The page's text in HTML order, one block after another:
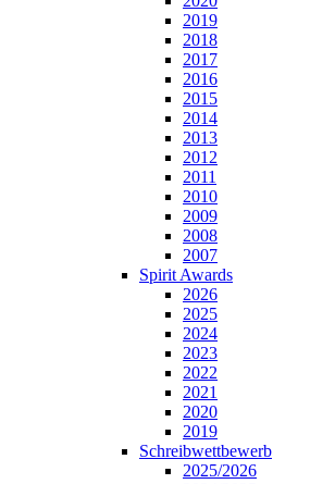
2019
2018
2017
2016
2015
2014
2013
2012
2011
2010
2009
2008
2007
Spirit Awards
2026
2025
2024
2023
2022
2021
2020
2019
Schreibwettbewerb
2025/2026